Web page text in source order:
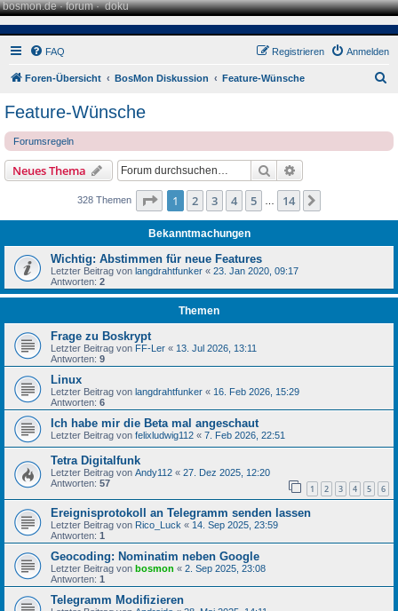
bosmon.de·forum·doku
FAQ Anmelden
Registrieren
Foren-Übersicht BosMon Diskussion Feature-Wünsche
Feature-Wünsche
Forumsregeln
Neues Thema Suche
328 Themen Seite 1von 14
1 2 3 4 5 14
Bekanntmachungen
Wichtig: Abstimmen für neue Features
Letzter Beitrag von langdrahtfunker « 23. Jan 2020, 09:17
Antworten: 2
Themen
Frage zu Boskrypt
Letzter Beitrag von FF-Ler « 13. Jul 2026, 13:11
Antworten: 9
Linux
Letzter Beitrag von langdrahtfunker « 16. Feb 2026, 15:29
Antworten: 6
Ich habe mir die Beta mal angeschaut
Letzter Beitrag von felixludwig112 « 7. Feb 2026, 22:51
Tetra Digitalfunk
Letzter Beitrag von Andy112 « 27. Dez 2025, 12:20
Antworten: 57 1 2 3 4 5 6
Ereignisprotokoll an Telegramm senden lassen
Letzter Beitrag von Rico_Luck « 14. Sep 2025, 23:59
Antworten: 1
Geocoding: Nominatim neben Google
Letzter Beitrag von bosmon « 2. Sep 2025, 23:08
Antworten: 1
Telegramm Modifizieren